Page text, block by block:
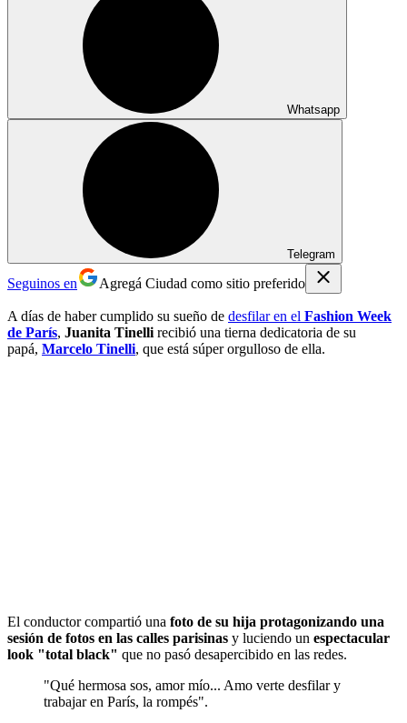
Whatsapp
Telegram
Seguinos en Agregá Ciudad como sitio preferido
A días de haber cumplido su sueño de desfilar en el Fashion Week
de París, Juanita Tinelli recibió una tierna dedicatoria de su
papá, Marcelo Tinelli, que está súper orgulloso de ella.
El conductor compartió una foto de su hija protagonizando una
sesión de fotos en las calles parisinas y luciendo un espectacular
look "total black" que no pasó desapercibido en las redes.
"Qué hermosa sos, amor mío... Amo verte desfilar y
trabajar en París, la rompés".